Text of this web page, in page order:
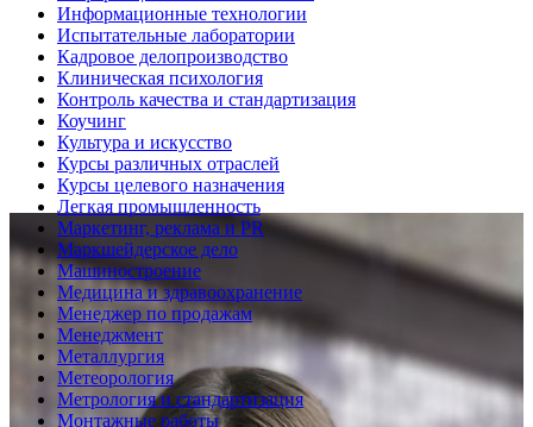
Информационные технологии
Испытательные лаборатории
Кадровое делопроизводство
Клиническая психология
Контроль качества и стандартизация
Коучинг
Культура и искусство
Курсы различных отраслей
Курсы целевого назначения
Легкая промышленность
Маркетинг, реклама и PR
Маркшейдерское дело
Машиностроение
Медицина и здравоохранение
Менеджер по продажам
Менеджмент
Металлургия
Метеорология
Метрология и стандартизация
Монтажные работы